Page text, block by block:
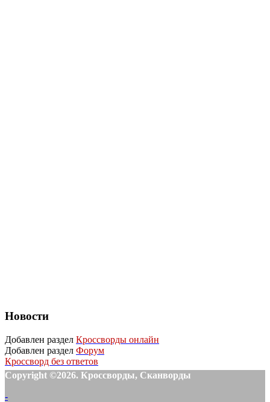
Новости
Добавлен раздел Кроссворды онлайн
Добавлен раздел Форум
Кроссворд без ответов
Copyright ©2026. Кроссворды, Сканворды
-